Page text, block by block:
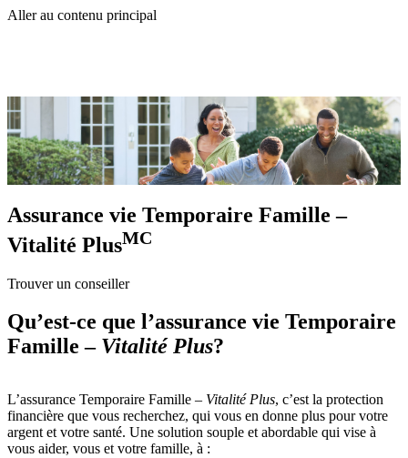
Aller au contenu principal
Assurance vie Temporaire Famille –
Vitalité PlusMC
Trouver un conseiller
Qu’est-ce que l’assurance vie Temporaire
Famille –Vitalité Plus?
L’assurance Temporaire Famille – Vitalité Plus, c’est la protection
financière que vous recherchez, qui vous en donne plus pour votre
argent et votre santé. Une solution souple et abordable qui vise à
vous aider, vous et votre famille, à :